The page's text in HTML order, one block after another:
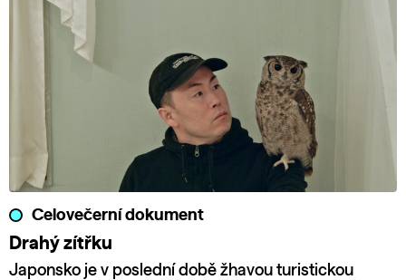
Celovečerní dokument
Drahý zítřku
Japonsko je v poslední době žhavou turistickou